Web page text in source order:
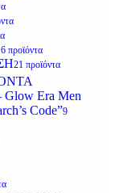
6 προϊόντα
21 προϊόντα
Era Men
Code”9